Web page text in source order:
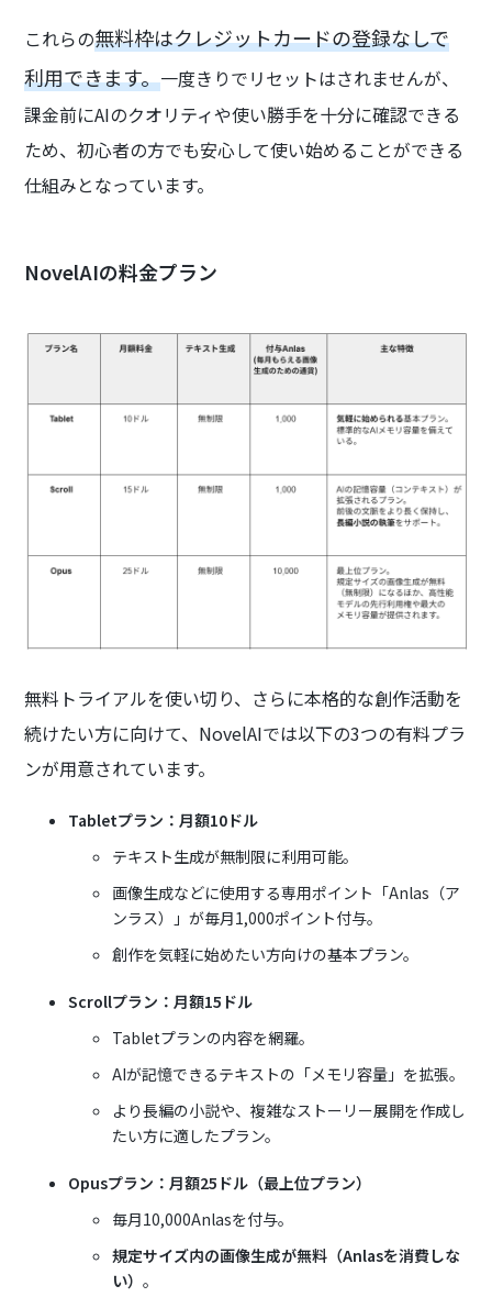
これらの無料枠はクレジットカードの登録なしで
利用できます。一度きりでリセットはされませんが、
課金前にAIのクオリティや使い勝手を十分に確認できる
ため、初心者の方でも安心して使い始めることができる
仕組みとなっています。
NovelAIの料金プラン
無料トライアルを使い切り、さらに本格的な創作活動を
続けたい方に向けて、NovelAIでは以下の3つの有料プラ
ンが用意されています。
Tabletプラン：月額10ドル
テキスト生成が無制限に利用可能。
画像生成などに使用する専用ポイント「Anlas（ア
ンラス）」が毎月1,000ポイント付与。
創作を気軽に始めたい方向けの基本プラン。
Scrollプラン：月額15ドル
Tabletプランの内容を網羅。
AIが記憶できるテキストの「メモリ容量」を拡張。
より長編の小説や、複雑なストーリー展開を作成し
たい方に適したプラン。
Opusプラン：月額25ドル（最上位プラン）
毎月10,000Anlasを付与。
規定サイズ内の画像生成が無料（Anlasを消費しな
い）。